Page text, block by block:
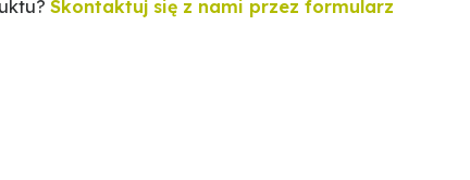
Skontaktuj się z nami przez formularz